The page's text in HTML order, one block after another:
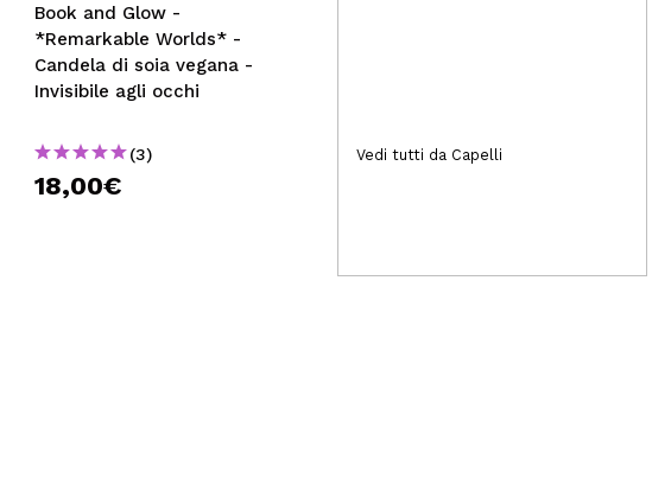
Book and Glow -
*Remarkable Worlds* -
Candela di soia vegana -
Invisibile agli occhi
(3)
18,00€
(1)
Vedi tutti da Capelli